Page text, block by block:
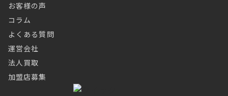
お客様の声
コラム
よくある質問
運営会社
法人買取
加盟店募集